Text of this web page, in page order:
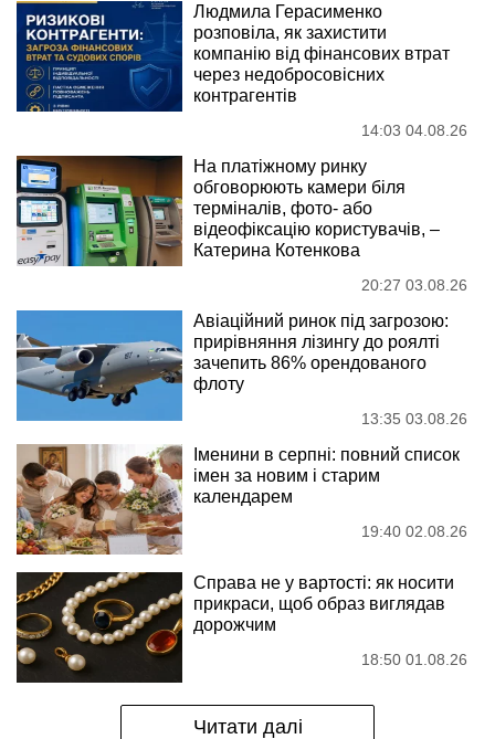
Людмила Герасименко
розповіла, як захистити
компанію від фінансових втрат
через недобросовісних
контрагентів
14:03 04.08.26
На платіжному ринку
обговорюють камери біля
терміналів, фото- або
відеофіксацію користувачів, –
Катерина Котенкова
20:27 03.08.26
Авіаційний ринок під загрозою:
прирівняння лізингу до роялті
зачепить 86% орендованого
флоту
13:35 03.08.26
Іменини в серпні: повний список
імен за новим і старим
календарем
19:40 02.08.26
Справа не у вартості: як носити
прикраси, щоб образ виглядав
дорожчим
18:50 01.08.26
Читати далі